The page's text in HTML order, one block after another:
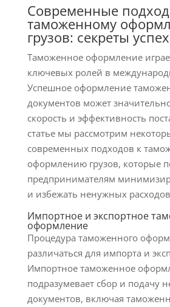
Современные
таможенному
грузов: секреты
Таможенное оформление
ключевых ролей в
Успешное оформление
документов может
скорость и эффективность
статье мы рассмотрим
современных подходов к
оформлению грузов, которые
предпринимателям
и избежать ненужных
Импортное и экспортное
оформление
Процедура таможенного
различаться для импорта и
Импортное таможенное
подразумевает сбор и подачу
документов, включая